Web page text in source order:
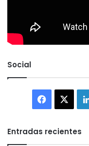
Social
Facebook
Entradas recientes